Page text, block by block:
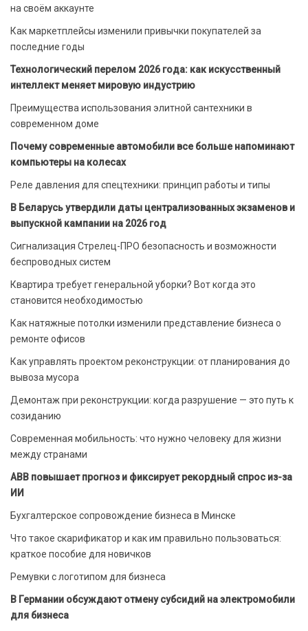
на своём аккаунте
Как маркетплейсы изменили привычки покупателей за
последние годы
Технологический перелом 2026 года: как искусственный
интеллект меняет мировую индустрию
Преимущества использования элитной сантехники в
современном доме
Почему современные автомобили все больше напоминают
компьютеры на колесах
Реле давления для спецтехники: принцип работы и типы
В Беларусь утвердили даты централизованных экзаменов и
выпускной кампании на 2026 год
Сигнализация Стрелец-ПРО безопасность и возможности
беспроводных систем
Квартира требует генеральной уборки? Вот когда это
становится необходимостью
Как натяжные потолки изменили представление бизнеса о
ремонте офисов
Как управлять проектом реконструкции: от планирования до
вывоза мусора
Демонтаж при реконструкции: когда разрушение — это путь к
созиданию
Современная мобильность: что нужно человеку для жизни
между странами
ABB повышает прогноз и фиксирует рекордный спрос из-за
ИИ
Бухгалтерское сопровождение бизнеса в Минске
Что такое скарификатор и как им правильно пользоваться:
краткое пособие для новичков
Ремувки с логотипом для бизнеса
В Германии обсуждают отмену субсидий на электромобили
для бизнеса